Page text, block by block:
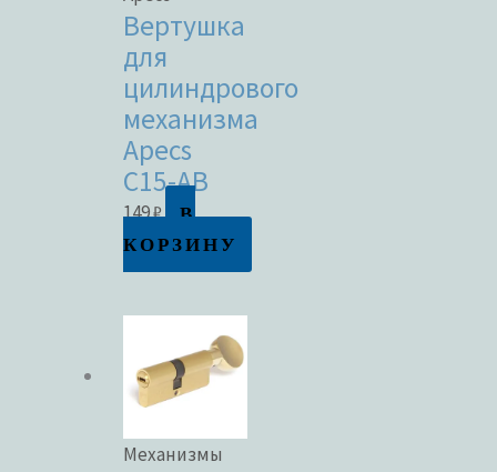
Вертушка
для
цилиндрового
механизма
Apecs
C15-AB
149₽
В
КОРЗИНУ
Механизмы